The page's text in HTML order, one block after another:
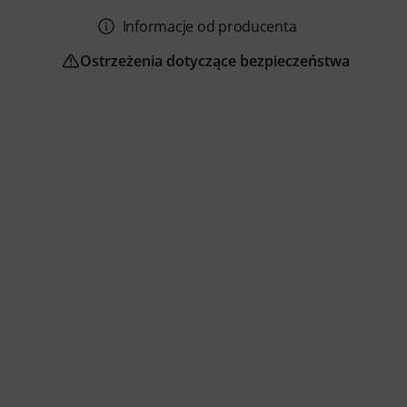
Informacje od producenta
Ostrzeżenia dotyczące bezpieczeństwa